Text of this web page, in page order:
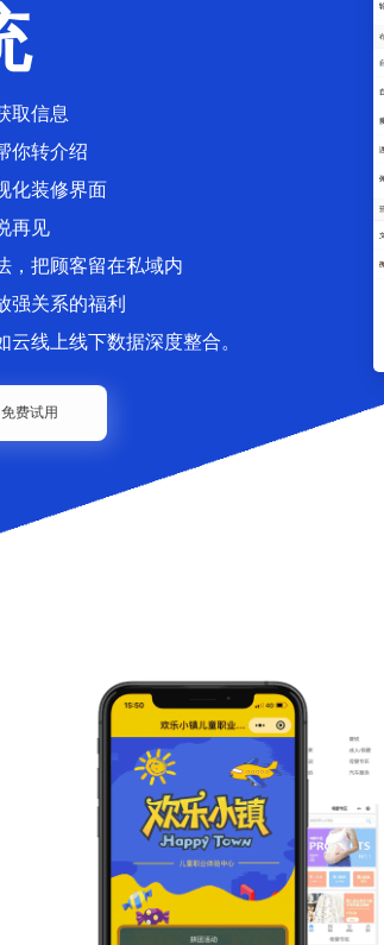
取信息
你转介绍
化装修界面
再见
，把顾客留在私域内
强关系的福利
线上线下数据深度整合。
免费试用